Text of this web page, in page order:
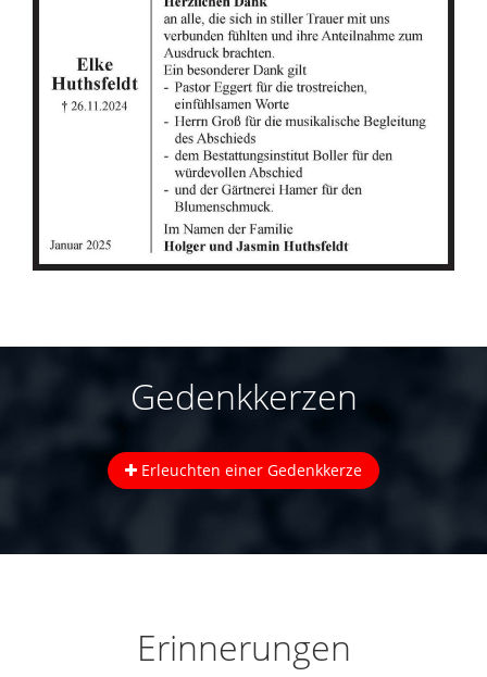
Gedenkkerzen
Erleuchten einer Gedenkkerze
Erinnerungen